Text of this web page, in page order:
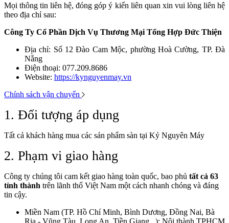
Mọi thông tin liên hệ, đóng góp ý kiến liên quan xin vui lòng liên hệ
theo địa chỉ sau:
Công Ty Cổ Phần Dịch Vụ Thương Mại Tổng Hợp Đức Thiện
Địa chỉ: Số 12 Đào Cam Mộc, phường Hoà Cường, TP. Đà
Nẵng
Điện thoại: 077.209.8686
Website: https://kynguyenmay.vn
Chính sách vận chuyển
1. Đối tượng áp dụng
Tất cả khách hàng mua các sản phẩm sàn tại Kỷ Nguyên Máy
2. Phạm vi giao hàng
Công ty chúng tôi cam kết giao hàng toàn quốc, bao phủ tất cả 63
tỉnh thành trên lãnh thổ Việt Nam một cách nhanh chóng và đáng
tin cậy.
Miền Nam (TP. Hồ Chí Minh, Bình Dương, Đồng Nai, Bà
Rịa - Vũng Tàu, Long An, Tiền Giang...): Nội thành TPHCM